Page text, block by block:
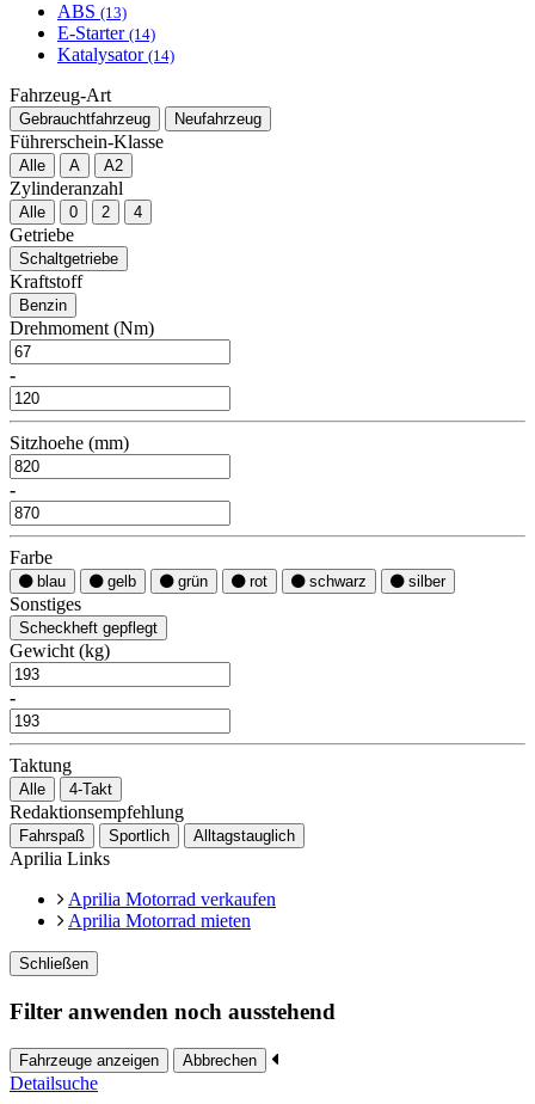
ABS (13)
E-Starter (14)
Katalysator (14)
Fahrzeug-Art
Gebrauchtfahrzeug Neufahrzeug
Führerschein-Klasse
Alle A A2
Zylinderanzahl
Alle 0 2 4
Getriebe
Schaltgetriebe
Kraftstoff
Benzin
Drehmoment (Nm)
-
Sitzhoehe (mm)
-
Farbe
blau gelb grün rot schwarz silber
Sonstiges
Scheckheft gepflegt
Gewicht (kg)
-
Taktung
Alle 4-Takt
Redaktionsempfehlung
Fahrspaß Sportlich Alltagstauglich
Aprilia Links
Aprilia Motorrad verkaufen
Aprilia Motorrad mieten
Schließen
Filter anwenden noch ausstehend
Fahrzeuge anzeigen Abbrechen
Detailsuche